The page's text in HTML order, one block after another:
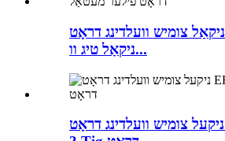
ניקאַל צומיש וועלדינג דראָט ERNiCr-3
ניקאַל טיג וו...
ניקעל צומיש וועלדינג דראָט ERNiCrMo-